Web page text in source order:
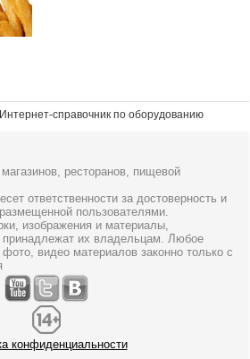
справочник по оборудованию
ресторанов, пищевой
ответственности за достоверность и
пользователями.
изображения и материалы,
принадлежат их владельцам. Любое
видео материалов законно только с
конфиденциальности